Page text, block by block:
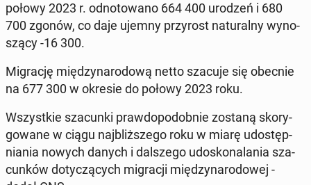
połowy 2023 r. od­no­to­wa­no 664 400 urodzeń i 680
700 zgonów, co daje ujemny przy­rost na­tu­ral­ny wy­no­
szą­cy -16 300.
Mi­gra­cję mię­dzy­na­ro­do­wą netto szacuje się obecnie
na 677 300 w okresie do połowy 2023 roku.
Wszyst­kie sza­cun­ki praw­do­po­dob­nie zostaną sko­ry­
go­wa­ne w ciągu naj­bliż­sze­go roku w miarę udo­stęp­
nia­nia nowych danych i dal­sze­go udo­sko­na­la­nia sza­
cun­ków do­ty­czą­cych mi­gra­cji mię­dzy­na­ro­do­wej -